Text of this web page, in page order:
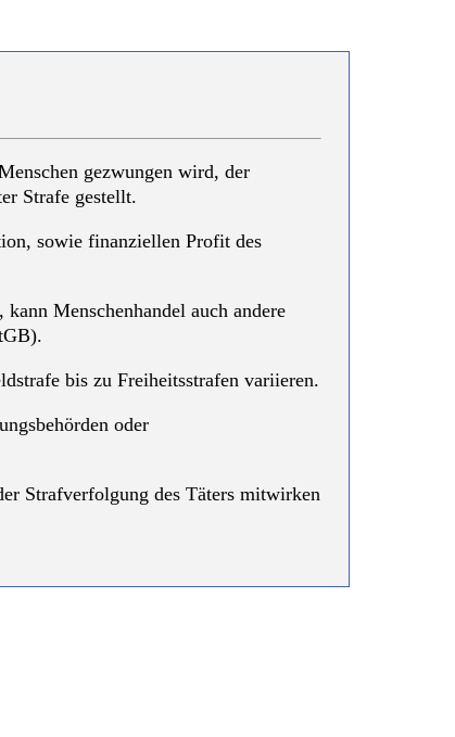
gezwungen wird, der
Strafe gestellt.
sowie finanziellen Profit des
Menschenhandel auch andere
bis zu Freiheitsstrafen variieren.
oder
Strafverfolgung des Täters mitwirken